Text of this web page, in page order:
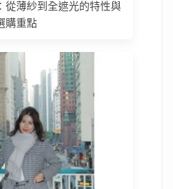
從薄紗到全遮光的特性與
購重點